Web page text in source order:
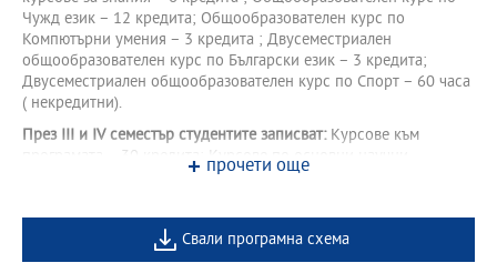
Чужд език – 12 кредита; Общообразователен курс по
Компютърни умения – 3 кредита ; Двусеместриален
общообразователен курс по Български език – 3 кредита;
Двусеместриален общообразователен курс по Спорт – 60 часа
( некредитни).
През III и IV семестър студентите записват: Курсове към
програмата – 30 кредита; Курсове по основни научни
направления – 12 кредита; Общообразователни курсове за
12 кредита.
прочети още
Свали програмна схема